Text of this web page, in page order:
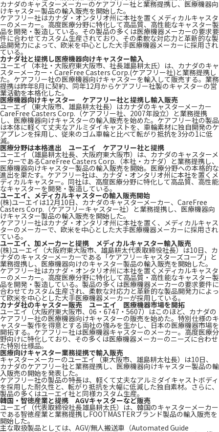
カナダのキャスターメーカーのケアフリー社と業務提携し、医療機器向
けキャスター製品の輸入販売を開始した。
ケアフリー社はカナダ・オンタリオ州に本社を置くメディカルキャスタ
ーのメーカー。高度医療分野に特化して高品質、高性能なキャスター製
品を開発・製造している。その製品の多くは医療機器メーカーの要求要
件に合わせてカスタム生産されており、その柔軟な対応力と革新的な製
品開発力によって、欧米を中心とした大手医療機器メーカーに採用され
ている。
カナダ社と提携し医療機器向けキャスター輸入
ユーエイ（本社・大阪府東大阪市、社長雄島耕太氏）は、カナダのキャ
スターメーカー・CareFree Casters Corp.(ケアフリー社)と業務提携し
た。ケアフリー社の医療機器向けキャスターを輸入して販売する。業務
提携は昨年8月に契約、同年12月からケアフリー社製のキャスターの営
業活動を本格化した。
医療機器向けキャスター ケアフリー社と提携し輸入販売
ユーエイ（東大阪市、雄島耕太社長）はカナダのキャスターメーカー
CareFree Casters Corp.（ケアフリー社、2007年設立）と業務提携
し、医療機器向けキャスターの輸入販売を始めた。ケアフリー社の製品
は本体に軽くて丈夫なアルミダイキャストを、車輪素材に独自開発のケ
アプレンを採用し、従来のゴム車輪と比べて転がり抵抗を3分の1に低
減。
医療分野は本格進出 ユーエイ ケアフリー社と提携
ユーエイ（雄島耕太社長、大阪府東大阪市）は、カナダのキャスターメ
ーカーであるCareFree Casters Corp.（本社・カナダ）と業務提携し、
医療機器向けキャスター製品の輸入販売を開始。医療分野への本格的な
進出を果たす。ケアフリー社は、カナダ・オンタリオ州に本社を置くメ
ディカルキャスター。同社は、高度医療分野に特化して高品質、高性能
なキャスターを開発・製造している。
ユーエイ、メディカルキャスターの輸入販売開始
(株)ユーエイは12月10日、カナダのキャスターメーカー、CareFree
Casters Corp.（ケアフリーキャスター社）と業務提携し、医療機器向
けキャスター製品の輸入販売を開始した。
ケアフリー社はカナダ・オンタリオ州に本社を置く、メディカルキャス
ターのメーカーで、欧米を中心とした大手医療機器メーカーに採用され
ている。
ユーエイ、加メーカーと提携 メディカルキャスター輸入販売
(株)ユーエイ（大阪府東大阪市、雄島耕太代表取締役社長）は10日、カ
ナダのキャスターメーカーである「ケアフリーキャスターズコープ」と
業務提携し、医療機器向けのキャスター製品の輸入販売を開始した。
ケアフリー社はカナダ・オンタリオ州に本社を置くメディカルキャスタ
ーのメーカー。高度医療分野に特化して高品質・高性能なキャスター製
品を開発・製造している。製品の多くは医療機器メーカーの要求要件に
合わせてカスタム生産され、柔軟な対応力と革新的な製品開発力によっ
て欧米を中心とした大手医療機器メーカーが採用している。
カナダ社のキャスター販売 ユーエイ 医療機器市場を開拓
ユーエイ（大阪府東大阪市、06・6747・5607）はこのほど、カナダの
ケアフリー社の医療機器向けキャスターの販売を始めた。特別仕様のキ
ャスター製作を得意とする両社の強みを生かし、日本の医療機器市場を
開拓する。ケアフリー社は医療機器キャスターのメーカー。高度医療分
野向けに特化しており、その多くは医療機器メーカーのニーズに合わせ
た特別仕様品。
医療向けキャスター業務提携で輸入販売
キャスターメーカーのユーエイ（東大阪市、雄島耕太社長）は10日、
カナダのケアフリー社と業務提携し、医療機器向けキャスター製品の輸
入販売の開始を発表した。
ケアフリー社の製品の特長は、軽くて丈夫なアルミダイキャストボディ
を採用した耐久性と、転がり抵抗を大幅に低減した独自素材。さらに、
製品の多くはユーエイ社と同様カスタム生産。
韓国・智徳産業と提携 AGVキャスターなど販売
ユーエイ（代表取締役社長雄島耕太氏）は、韓国のキャスターメーカー
である智徳産業と業務提携しFOOTMASTERブランド製品の輸入販売を
開始した。
主な取扱製品としては、AGV/無人搬送車（Automated Guide